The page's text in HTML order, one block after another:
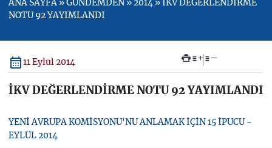
ANA SAYFA » GÜNDEMDEN » 2014 » İKV DEĞERLENDİRME
NOTU 92 YAYIMLANDI
11 Eylül 2014 + –
İKV DEĞERLENDİRME NOTU 92 YAYIMLANDI
YENİ AVRUPA KOMİSYONU'NU ANLAMAK İÇİN 15 İPUCU -
EYLÜL 2014